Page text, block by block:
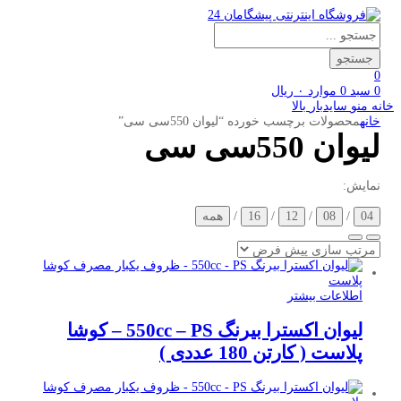
search
جستجو
0
0 سبد 0 موارد ۰ ریال
خانه منو سایدبار بالا
خانهمحصولات برچسب خورده “لیوان 550سی سی”
لیوان 550سی سی
نمایش:
04
/
08
/
12
/
16
/ همه
اطلاعات بیشتر
لیوان اکسترا بیرنگ 550cc – PS – کوشا
پلاست ( کارتن 180 عددی )